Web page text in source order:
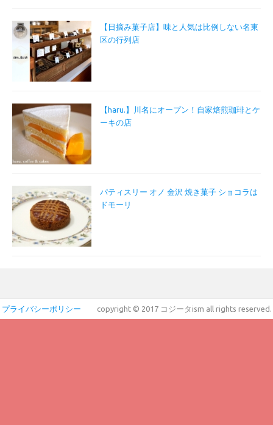
【日摘み菓子店】味と人気は比例しない名東
区の行列店
【haru.】川名にオープン！自家焙煎珈琲とケ
ーキの店
パティスリー オノ 金沢 焼き菓子 ショコラは
ドモーリ
プライバシーポリシー copyright © 2017 コジータism all rights reserved.